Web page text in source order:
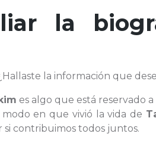
la
la información que
es algo que está reservado a
en que vivió la vida de
contribuimos todos juntos.